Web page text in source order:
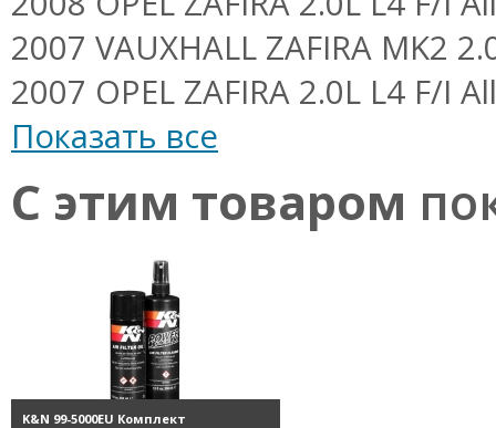
2007 VAUXHALL ZAFIRA MK2
2007 OPEL ZAFIRA 2.0L L4 F/I All
Показать все
С этим товаром
K&N 99-5000EU Комплект